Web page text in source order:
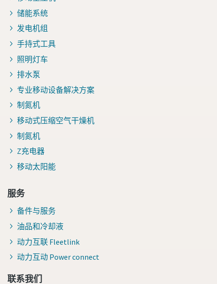
储能系统
发电机组
手持式工具
照明灯车
排水泵
专业移动设备解决方案
制氮机
移动式压缩空气干燥机
制氮机
Z充电器
移动太阳能
服务
备件与服务
油品和冷却液
动力互联 Fleetlink
动力互动 Power connect
联系我们